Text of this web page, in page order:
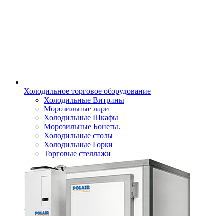
Холодильное торговое оборудование
Холодильные Витрины
Морозильные лари
Холодильные Шкафы
Морозильные Бонеты.
Холодильные столы
Холодильные Горки
Торговые стеллажи